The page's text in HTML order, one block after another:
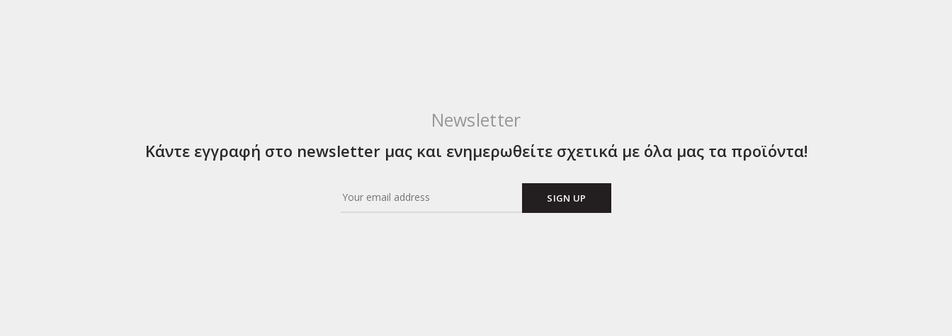
Newsletter
Κάντε εγγραφή στο newsletter μας και ενημερωθείτε σχετικά με όλα μας τα προϊόντα!